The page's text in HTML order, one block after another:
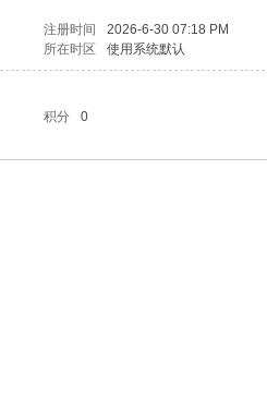
注册时间 2026-6-30 07:18 PM
所在时区 使用系统默认
积分 0